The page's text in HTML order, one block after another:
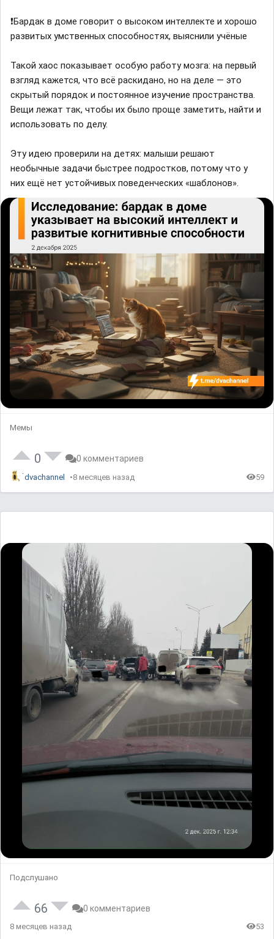
❗️Бардак в доме говорит о высоком интеллекте и хорошо
развитых умственных способностях, выяснили учёные
Такой хаос показывает особую работу мозга: на первый
взгляд кажется, что всё раскидано, но на деле — это
скрытый порядок и постоянное изучение пространства.
Вещи лежат так, чтобы их было проще заметить, найти и
использовать по делу.
Эту идею проверили на детях: малыши решают
необычные задачи быстрее подростков, потому что у
них ещё нет устойчивых поведенческих «шаблонов».
Мемы
0 0 комментариев
dvachannel 8 месяцев назад 59
Подслушано
66 0 комментариев
8 месяцев назад 53